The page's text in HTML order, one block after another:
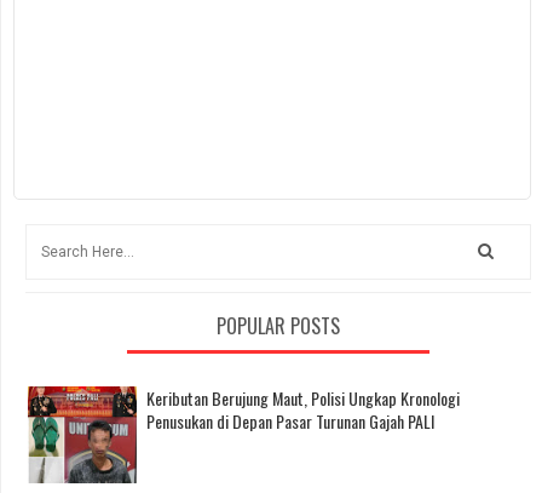
POPULAR POSTS
Keributan Berujung Maut, Polisi Ungkap Kronologi
Penusukan di Depan Pasar Turunan Gajah PALI